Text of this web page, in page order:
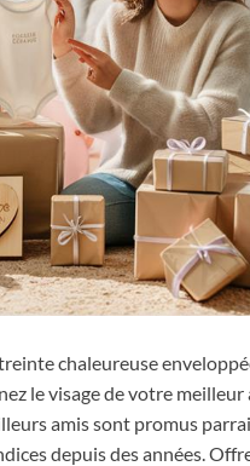
chaleureuse
le visage de votre
amis sont promus
depuis des années.